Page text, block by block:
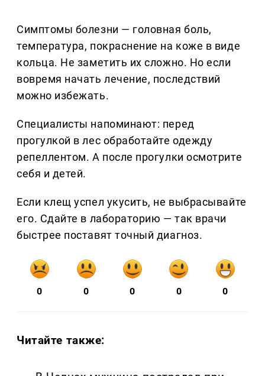
Симптомы болезни — головная боль,
температура, покраснение на коже в виде
кольца. Не заметить их сложно. Но если
вовремя начать лечение, последствий
можно избежать.
Специалисты напоминают: перед
прогулкой в лес обработайте одежду
репеллентом. А после прогулки осмотрите
себя и детей.
Если клещ успел укусить, не выбрасывайте
его. Сдайте в лабораторию — так врачи
быстрее поставят точный диагноз.
0 0 0 0 0
Читайте также: